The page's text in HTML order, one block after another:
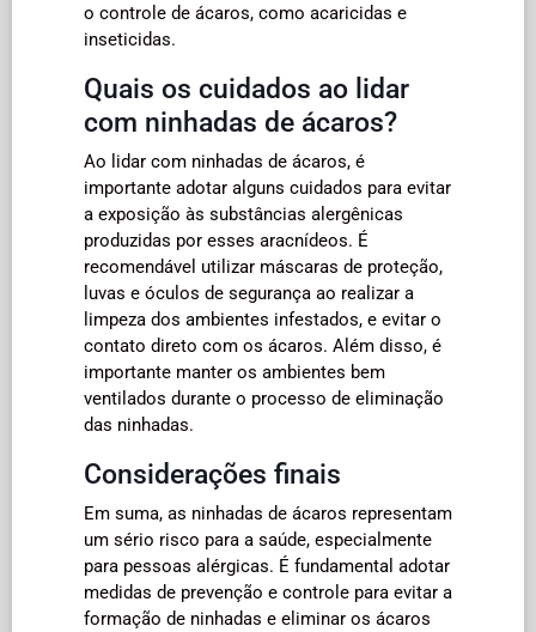
o controle de ácaros, como acaricidas e
inseticidas.
Quais os cuidados ao lidar
com ninhadas de ácaros?
Ao lidar com ninhadas de ácaros, é
importante adotar alguns cuidados para evitar
a exposição às substâncias alergênicas
produzidas por esses aracnídeos. É
recomendável utilizar máscaras de proteção,
luvas e óculos de segurança ao realizar a
limpeza dos ambientes infestados, e evitar o
contato direto com os ácaros. Além disso, é
importante manter os ambientes bem
ventilados durante o processo de eliminação
das ninhadas.
Considerações finais
Em suma, as ninhadas de ácaros representam
um sério risco para a saúde, especialmente
para pessoas alérgicas. É fundamental adotar
medidas de prevenção e controle para evitar a
formação de ninhadas e eliminar os ácaros